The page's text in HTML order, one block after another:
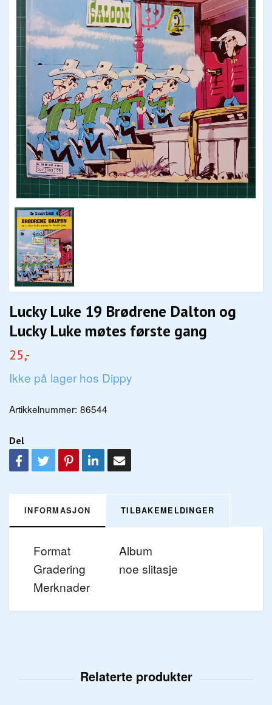
Lucky Luke 19 Brødrene Dalton og
Lucky Luke møtes første gang
25,-
Ikke på lager hos Dippy
Artikkelnummer: 86544
Del
INFORMASJON TILBAKEMELDINGER
Format
Album
Gradering
noe slitasje
Merknader